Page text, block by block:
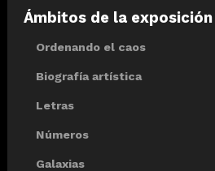
Ámbitos de la exposición
Ordenando el caos
Biografía artística
Letras
Números
Galaxias